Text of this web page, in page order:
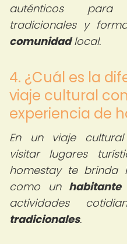
auténticos para
tradicionales y
comunidadlocal.
4. ¿Cuál es la
viaje cultural
experiencia de
En un viaje cultural
visitar lugares
homestay te brinda
como un habitante
actividades
tradicionales.